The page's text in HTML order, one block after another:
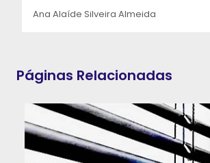
Ana Alaíde Silveira Almeida
Páginas Relacionadas